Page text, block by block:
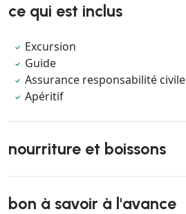
ce qui est inclus
Excursion
Guide
Assurance responsabilité civile
Apéritif
nourriture et boissons
bon à savoir à l'avance